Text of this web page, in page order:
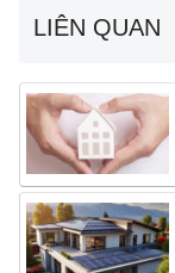
LIÊN QUAN